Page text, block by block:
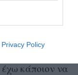
Privacy Policy
που δεν το
«Για
κάποιον να